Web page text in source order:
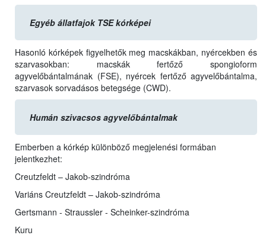
Egyéb állatfajok TSE kórképei
Hasonló kórképek figyelhetők meg macskákban, nyércekben és
szarvasokban: macskák fertőző spongioform
agyvelőbántalmának (FSE), nyércek fertőző agyvelőbántalma,
szarvasok sorvadásos betegsége (CWD).
Humán szivacsos agyvelőbántalmak
Emberben a kórkép különböző megjelenési formában
jelentkezhet:
Creutzfeldt – Jakob-szindróma
Variáns Creutzfeldt – Jakob-szindróma
Gertsmann - Straussler - Scheinker-szindróma
Kuru